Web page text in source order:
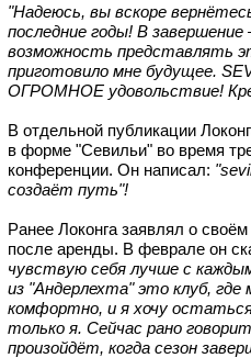
"Надеюсь, вы вскоре
последние годы! В
возможность представлять
приготовило мне будущее.
ОГРОМНОЕ удовольствие!
В отдельной публикации
в форме "Севильи" во время
конференции. Он написал:
создаёт путь"!
Ранее Локонга заявлял о
после аренды. В феврале он
чувствую себя лучше с
из "Андерлехта" это клуб,
комфортно, и я хочу
только я. Сейчас рано
произойдёт, когда сезон